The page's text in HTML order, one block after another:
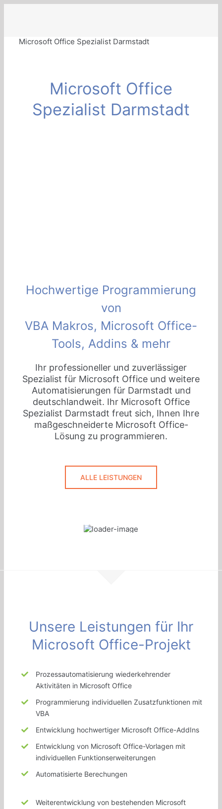
Microsoft Office Spezialist Darmstadt
Microsoft Office
Spezialist Darmstadt
Hochwertige Programmierung
von
VBA Makros, Microsoft Office-
Tools, Addins & mehr
Ihr professioneller und zuverlässiger
Spezialist für Microsoft Office und weitere
Automatisierungen für Darmstadt und
deutschlandweit. Ihr Microsoft Office
Spezialist Darmstadt freut sich, Ihnen Ihre
maßgeschneiderte Microsoft Office-
Lösung zu programmieren.
ALLE LEISTUNGEN
Unsere Leistungen für Ihr
Microsoft Office-Projekt
Prozessautomatisierung wiederkehrender
Aktivitäten in Microsoft Office
Programmierung individuellen Zusatzfunktionen mit
VBA
Entwicklung hochwertigerMicrosoft Office-AddIns
Entwicklung von Microsoft Office-Vorlagen mit
individuellen Funktionserweiterungen
Automatisierte Berechungen
Weiterentwicklung von bestehenden Microsoft